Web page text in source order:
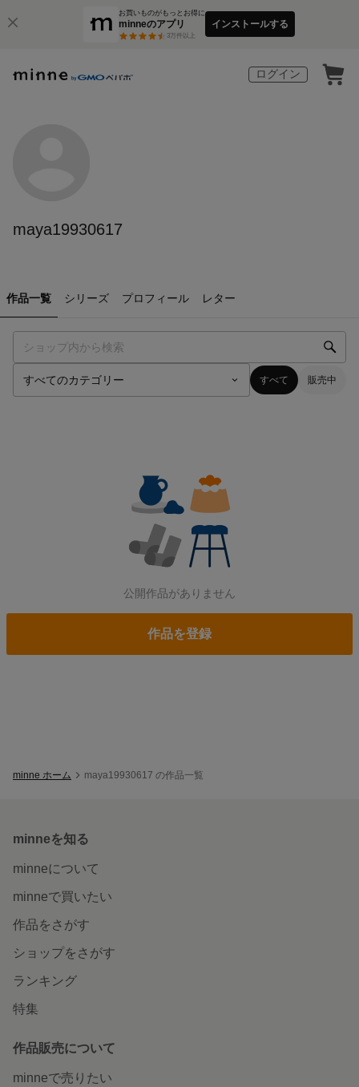
お買いものがもっとお得に
minneのアプリ
3万件以上
インストールする
ログイン
maya19930617
作品一覧 シリーズ プロフィール レター
すべて 販売中
公開作品がありません
作品を登録
minne ホーム maya19930617 の作品一覧
minneを知る
minneについて
minneで買いたい
作品をさがす
ショップをさがす
ランキング
特集
作品販売について
minneで売りたい